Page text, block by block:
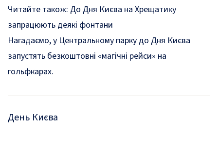
Читайте також: До Дня Києва на Хрещатику
запрацюють деякі фонтани
Нагадаємо, у Центральному парку до Дня Києва
запустять безкоштовні «магічні рейси» на
гольфкарах.
День Києва